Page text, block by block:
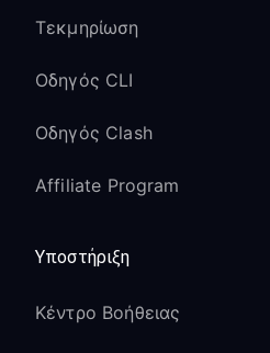
The Roku
Πρόσβαση σε
περιεχομένου
Οι δωρεάν ταινίες
Τα κανάλια Live TV
σημαντικά ανά
Οι premium
Τεκμηρίωση
Οδηγός CLI
Οδηγός Clash
Affiliate Program
Υποστήριξη
Κέντρο Βοήθειας